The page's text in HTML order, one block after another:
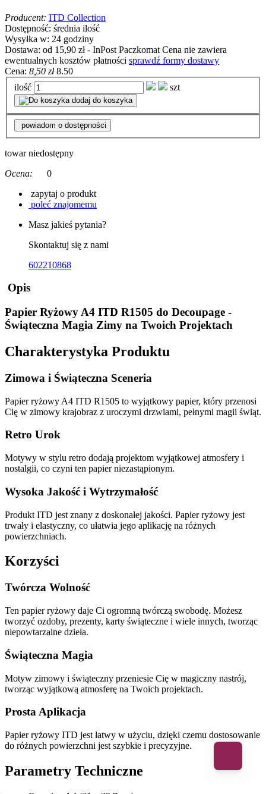
Producent: ITD Collection
Dostępność: średnia ilość
Wysyłka w: 24 godziny
Dostawa: od 15,90 zł - InPost Paczkomat Cena nie zawiera
ewentualnych kosztów płatności sprawdź formy dostawy
Cena: 8,50 zł 8.50
ilość
szt
dodaj do koszyka
powiadom o dostępności
towar niedostępny
Ocena:
0
zapytaj o produkt
poleć znajomemu
Masz jakieś pytania?
Skontaktuj się z nami
602210868
Opis
Papier Ryżowy A4 ITD R1505 do Decoupage -
Świąteczna Magia Zimy na Twoich Projektach
Charakterystyka Produktu
Zimowa i Świąteczna Sceneria
Papier ryżowy A4 ITD R1505 to wyjątkowy papier, który przenosi
Cię w zimowy krajobraz z uroczymi drzwiami, pełnymi magii świąt.
Retro Urok
Motywy w stylu retro dodają projektom wyjątkowej atmosfery i
nostalgii, co czyni ten papier niezastąpionym.
Wysoka Jakość i Wytrzymałość
Produkt ITD jest znany z doskonałej jakości. Papier ryżowy jest
trwały i elastyczny, co ułatwia jego aplikację na różnych
powierzchniach.
Korzyści
Twórcza Wolność
Ten papier ryżowy daje Ci ogromną twórczą swobodę. Możesz
tworzyć ozdoby, prezenty, karty świąteczne i wiele innych, tworząc
niepowtarzalne dzieła.
Świąteczna Magia
Motyw zimowy i świąteczny przeniesie Cię w magiczny nastrój,
tworząc wyjątkową atmosferę na Twoich projektach.
Prosta Aplikacja
Papier ryżowy ITD jest łatwy w użyciu, dzięki czemu dostosowanie
do różnych powierzchni jest szybkie i precyzyjne.
Parametry Techniczne